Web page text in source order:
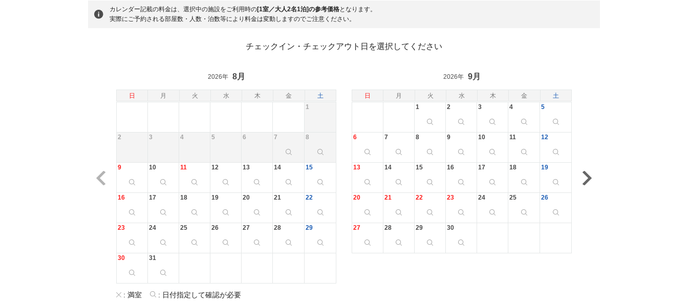
カレンダー記載の料金は、選択中の施設をご利用時の[1室／大人2名1泊]の参考価格となります。
実際にご予約される部屋数・人数・泊数等により料金は変動しますのでご注意ください。
チェックイン・チェックアウト日を選択してください
日 月 火 水 木 金 土 日 月 火 水 木 金 土
2026年 8月
1
2 3 4 5 6 7 8
9 10 11 12 13 14 15
16 17 18 19 20 21 22
23 24 25 26 27 28 29
30 31
2026年 9月
1 2 3 4 5
6 7 8 9 10 11 12
13 14 15 16 17 18 19
20 21 22 23 24 25 26
27 28 29 30
: 満室 : 日付指定して確認が必要